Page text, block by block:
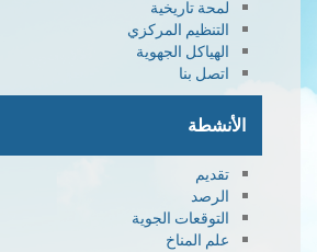
لمحة تاريخية
التنظيم المركزي
الهياكل الجهوية
اتصل بنا
الأنشطة
تقديم
الرصد
التوقعات الجوية
علم المناخ